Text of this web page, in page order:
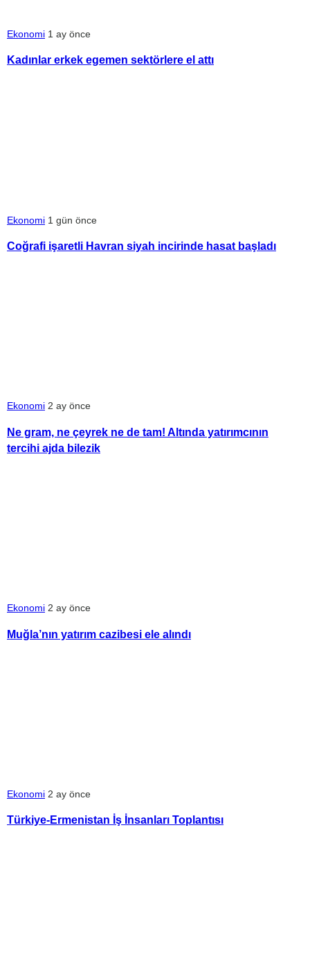
Ekonomi 1 ay önce
Kadınlar erkek egemen sektörlere el attı
Ekonomi 1 gün önce
Coğrafi işaretli Havran siyah incirinde hasat başladı
Ekonomi 2 ay önce
Ne gram, ne çeyrek ne de tam! Altında yatırımcının
tercihi ajda bilezik
Ekonomi 2 ay önce
Muğla’nın yatırım cazibesi ele alındı
Ekonomi 2 ay önce
Türkiye-Ermenistan İş İnsanları Toplantısı